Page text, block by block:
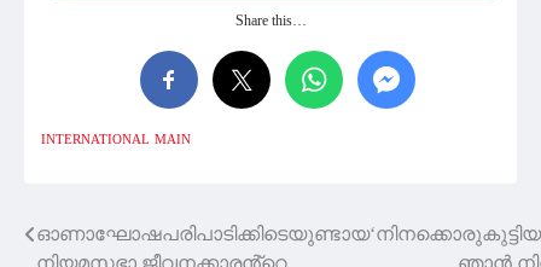
Share this…
INTERNATIONAL MAIN
Post
ഓണാഘോഷപരിപാടിക്കിടെയുണ്ടായ
നിയമസഭാ ജീവനക്കാരൻ്റെ
ഞാന്‍